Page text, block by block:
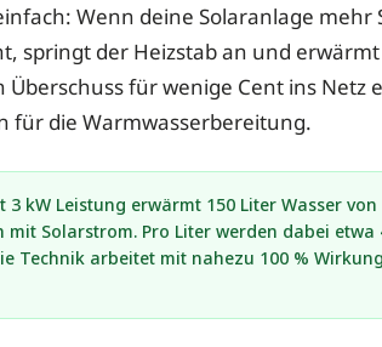
Wenn deine Solaranlage
springt der Heizstab an und
Überschuss für wenige Cent ins Netz
für die Warmwasserbereitung.
3 kW Leistung erwärmt 150 Liter Wasser
mit Solarstrom. Pro Liter werden dabei etwa
Technik arbeitet mit nahezu 100 %